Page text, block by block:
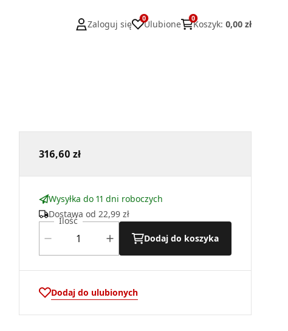
Zaloguj się
0
Ulubione
0
Koszyk: 0,00 zł
316,60 zł
Wysyłka do 11 dni roboczych
Dostawa od 22,99 zł
Ilość
Dodaj do koszyka
Dodaj do ulubionych